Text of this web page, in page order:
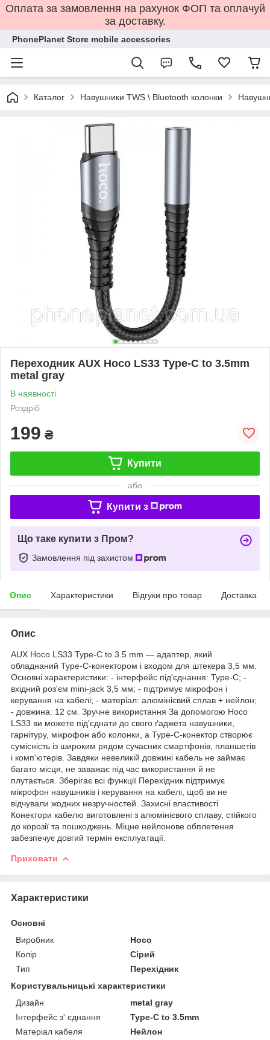
Оплата за замовлення на рахунок ФОП та оплачуй
за доставку.
PhonePlanet Store mobile accessories
Каталог Навушники TWS \ Bluetooth колонки
Переходник AUX Hoco LS33 Type-C to 3.5mm
metal gray
В наявності
Роздріб
199 ₴
Купити
або
Купити з
Що таке купити з Пром?
Замовлення під захистом
Опис Характеристики Відгуки про товар Доставка
Опис
AUX Hoco LS33 Type-C to 3.5 mm — адаптер, який
обладнаний Type-C-конектором і входом для штекера 3,5 мм.
Основні характеристики: - інтерфейс під'єднання: Type-C; -
вхідний роз'єм mini-jack 3,5 мм; - підтримує мікрофон і
керування на кабелі; - матеріал: алюмінієвий сплав + нейлон;
- довжина: 12 см. Зручне використання За допомогою Hoco
LS33 ви можете під'єднати до свого ґаджета навушники,
гарнітуру, мікрофон або колонки, а Type-C-конектор створює
сумісність із широким рядом сучасних смартфонів, планшетів
і комп'ютерів. Завдяки невеликій довжині кабель не займає
багато місця, не заважає під час використання й не
плутається. Зберігає всі функції Перехідник підтримує
мікрофон навушників і керування на кабелі, щоб ви не
відчували жодних незручностей. Захисні властивості
Конектори кабелю виготовлені з алюмінієвого сплаву, стійкого
до корозії та пошкоджень. Міцне нейлонове обплетення
забезпечує довгий термін експлуатації.
Приховати
Характеристики
Основні
Виробник
Hoco
Колір
Сірий
Тип
Перехідник
Користувальницькі характеристики
Дизайн
metal gray
Інтерфейс з' єднання
Type-C to 3.5mm
Матеріал кабеля
Нейлон